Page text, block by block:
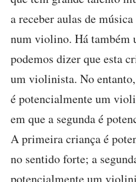
a receber aulas de
num violino. Há também
podemos dizer que esta
um violinista. No
é potencialmente um
em que a segunda é
A primeira criança é
no sentido forte; a